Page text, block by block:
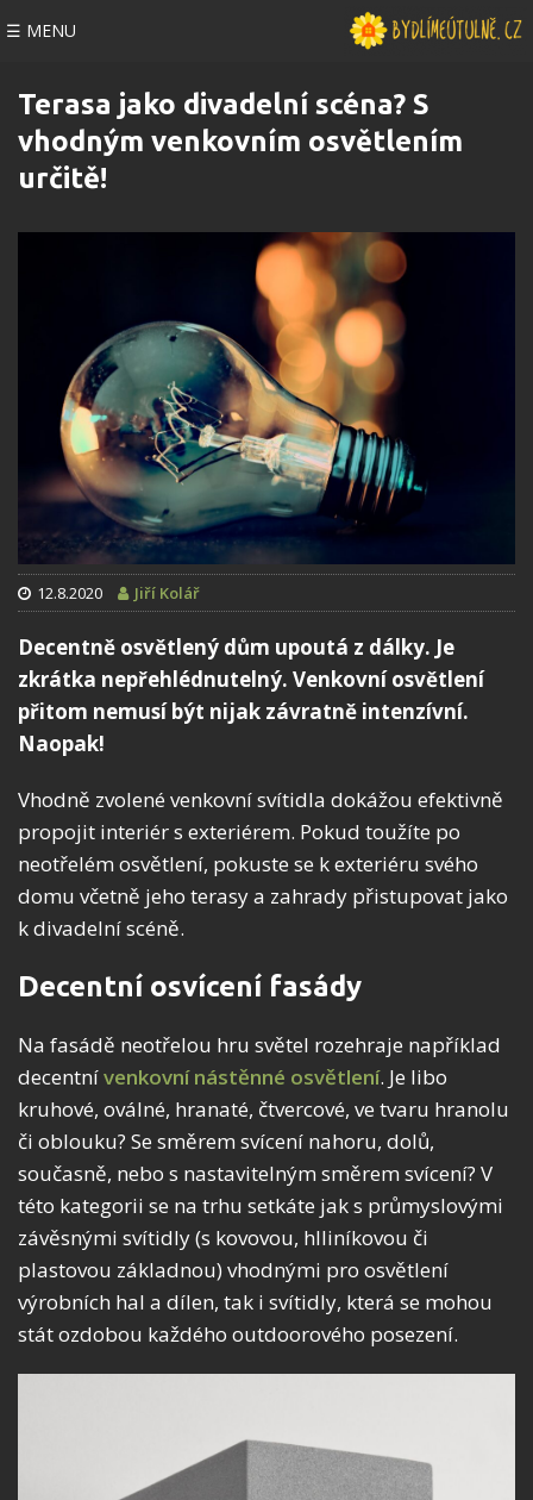
☰ MENU
Terasa jako divadelní scéna? S
vhodným venkovním osvětlením
určitě!
12.8.2020 Jiří Kolář
Decentně osvětlený dům upoutá z dálky. Je
zkrátka nepřehlédnutelný. Venkovní osvětlení
přitom nemusí být nijak závratně intenzívní.
Naopak!
Vhodně zvolené venkovní svítidla dokážou efektivně
propojit interiér s exteriérem. Pokud toužíte po
neotřelém osvětlení, pokuste se k exteriéru svého
domu včetně jeho terasy a zahrady přistupovat jako
k divadelní scéně.
Decentní osvícení fasády
Na fasádě neotřelou hru světel rozehraje například
decentnívenkovní nástěnné osvětlení. Je libo
kruhové, oválné, hranaté, čtvercové, ve tvaru hranolu
či oblouku? Se směrem svícení nahoru, dolů,
současně, nebo s nastavitelným směrem svícení? V
této kategorii se na trhu setkáte jak s průmyslovými
závěsnými svítidly (s kovovou, hlliníkovou či
plastovou základnou) vhodnými pro osvětlení
výrobních hal a dílen, tak i svítidly, která se mohou
stát ozdobou každého outdoorového posezení.